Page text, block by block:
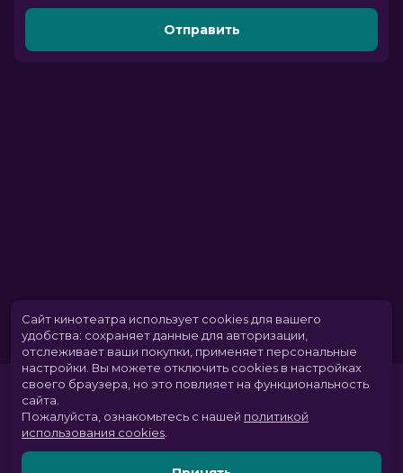
Отправить
Сайт кинотеатра использует cookies для вашего
удобства: сохраняет данные для авторизации,
отслеживает ваши покупки, применяет персональные
настройки. Вы можете отключить cookies в настройках
своего браузера, но это повлияет на функциональность
сайта.
Пожалуйста, ознакомьтесь с нашей политикой
использования cookies